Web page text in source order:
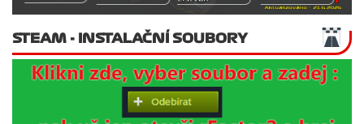
STEAM - INSTALAČNÍ SOUBORY